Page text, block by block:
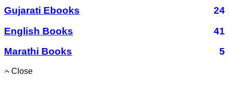
Gujarati Ebooks
24
English Books
41
Marathi Books
5
Close